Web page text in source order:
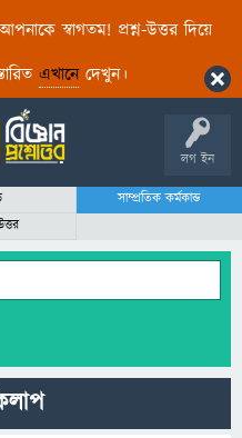
স্বাগতম! প্রশ্ন-উত্তর দিয়ে
এখানেদেখুন।
লগ ইন
সাম্প্রতিক কর্মকান্ড